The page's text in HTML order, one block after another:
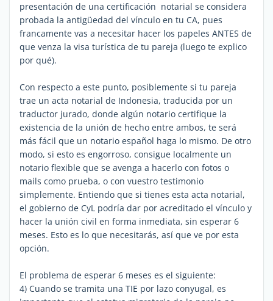
presentación de una certificación notarial se considera
probada la antigüedad del vínculo en tu CA, pues
francamente vas a necesitar hacer los papeles ANTES de
que venza la visa turística de tu pareja (luego te explico
por qué).
Con respecto a este punto, posiblemente si tu pareja
trae un acta notarial de Indonesia, traducida por un
traductor jurado, donde algún notario certifique la
existencia de la unión de hecho entre ambos, te será
más fácil que un notario español haga lo mismo. De otro
modo, si esto es engorroso, consigue localmente un
notario flexible que se avenga a hacerlo con fotos o
mails como prueba, o con vuestro testimonio
simplemente. Entiendo que si tienes esta acta notarial,
el gobierno de CyL podría dar por acreditado el vínculo y
hacer la unión civil en forma inmediata, sin esperar 6
meses. Esto es lo que necesitarás, así que ve por esta
opción.
El problema de esperar 6 meses es el siguiente:
4) Cuando se tramita una TIE por lazo conyugal, es